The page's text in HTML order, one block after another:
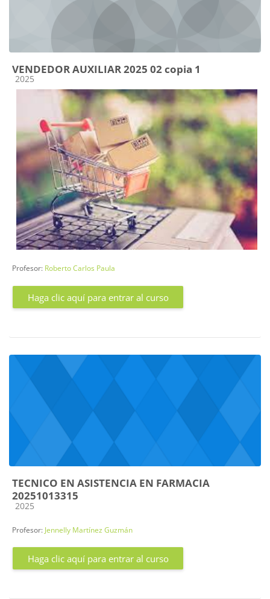
VENDEDOR AUXILIAR 2025 02 copia 1
Categoría de cursos
2025
Profesor: Roberto Carlos Paula
Haga clic aquí para entrar al curso
TECNICO EN ASISTENCIA EN FARMACIA
20251013315
Categoría de cursos
2025
Profesor: Jennelly Martínez Guzmán
Haga clic aquí para entrar al curso